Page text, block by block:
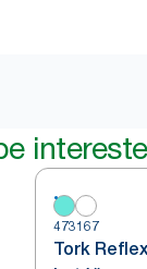
473167
Tork